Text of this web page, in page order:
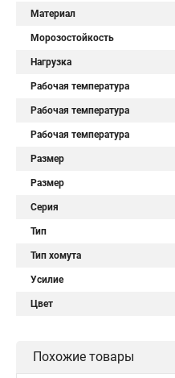
Материал
Морозостойкость
Нагрузка
Рабочая температура
Рабочая температура
Рабочая температура
Размер
Размер
Серия
Тип
Тип хомута
Усилие
Цвет
Похожие товары